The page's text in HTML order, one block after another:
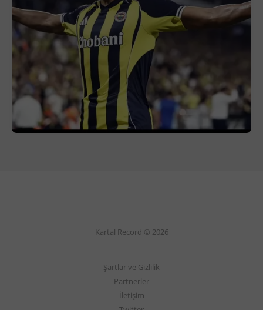
Kartal Record © 2026
Şartlar ve Gizlilik
Partnerler
İletişim